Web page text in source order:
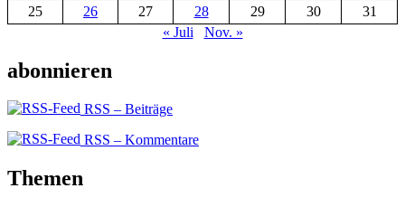
25
26 27 28 29 30
31
« Juli
Nov. »
abonnieren
RSS – Beiträge
RSS – Kommentare
Themen